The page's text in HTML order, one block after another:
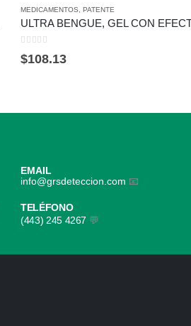
MEDICAMENTOS PATENTE
0
$108.13
EMAIL
info@grsdeteccion.com 📧
TELÉFONO
(443) 245 4267 💬